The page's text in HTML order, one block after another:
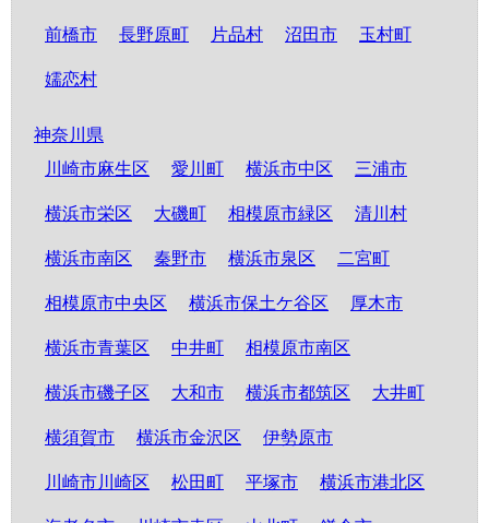
前橋市 長野原町 片品村 沼田市 玉村町
嬬恋村
神奈川県
川崎市麻生区
愛川町 横浜市中区 三浦市
横浜市栄区 大磯町 相模原市緑区 清川村
横浜市南区 秦野市 横浜市泉区 二宮町
相模原市中央区 横浜市保土ケ谷区 厚木市
横浜市青葉区 中井町 相模原市南区
横浜市磯子区 大和市 横浜市都筑区 大井町
横須賀市 横浜市金沢区 伊勢原市
川崎市川崎区 松田町 平塚市 横浜市港北区